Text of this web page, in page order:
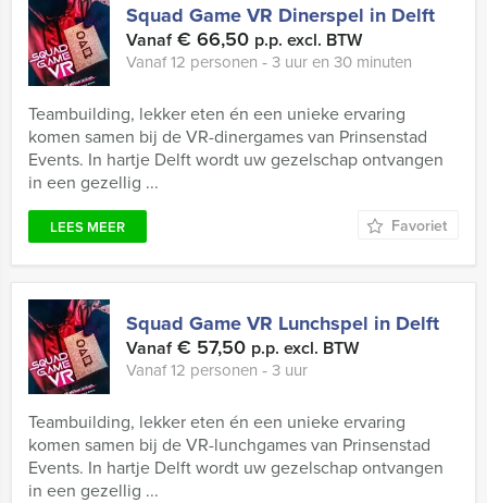
Squad Game VR Dinerspel in Delft
Vanaf€ 66,50 p.p. excl. BTW
Vanaf 12 personen ‐ 3 uur en 30 minuten
Teambuilding, lekker eten én een unieke ervaring
komen samen bij de VR-dinergames van Prinsenstad
Events. In hartje Delft wordt uw gezelschap ontvangen
in een gezellig ...
LEES MEER Favoriet
Squad Game VR Lunchspel in Delft
Vanaf€ 57,50 p.p. excl. BTW
Vanaf 12 personen ‐ 3 uur
Teambuilding, lekker eten én een unieke ervaring
komen samen bij de VR-lunchgames van Prinsenstad
Events. In hartje Delft wordt uw gezelschap ontvangen
in een gezellig ...